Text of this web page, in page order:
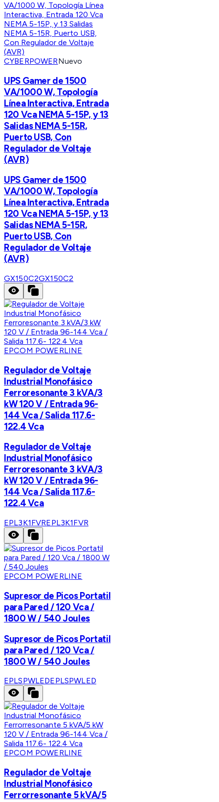
CYBERPOWERNuevo
UPS Gamer de 1500
VA/1000 W, Topología
Línea Interactiva, Entrada
120 Vca NEMA 5-15P, y 13
Salidas NEMA 5-15R,
Puerto USB, Con
Regulador de Voltaje
(AVR)
UPS Gamer de 1500
VA/1000 W, Topología
Línea Interactiva, Entrada
120 Vca NEMA 5-15P, y 13
Salidas NEMA 5-15R,
Puerto USB, Con
Regulador de Voltaje
(AVR)
GX150C2GX150C2
EPCOM POWERLINE
Regulador de Voltaje
Industrial Monofásico
Ferroresonante 3 kVA/3
kW 120 V / Entrada 96-
144 Vca / Salida 117.6-
122.4 Vca
Regulador de Voltaje
Industrial Monofásico
Ferroresonante 3 kVA/3
kW 120 V / Entrada 96-
144 Vca / Salida 117.6-
122.4 Vca
EPL3K1FVREPL3K1FVR
EPCOM POWERLINE
Supresor de Picos Portatil
para Pared / 120 Vca /
1800 W / 540 Joules
Supresor de Picos Portatil
para Pared / 120 Vca /
1800 W / 540 Joules
EPLSPWLEDEPLSPWLED
EPCOM POWERLINE
Regulador de Voltaje
Industrial Monofásico
Ferrorresonante 5 kVA/5